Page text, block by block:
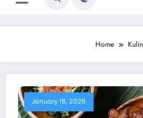
Home
January 18, 2026